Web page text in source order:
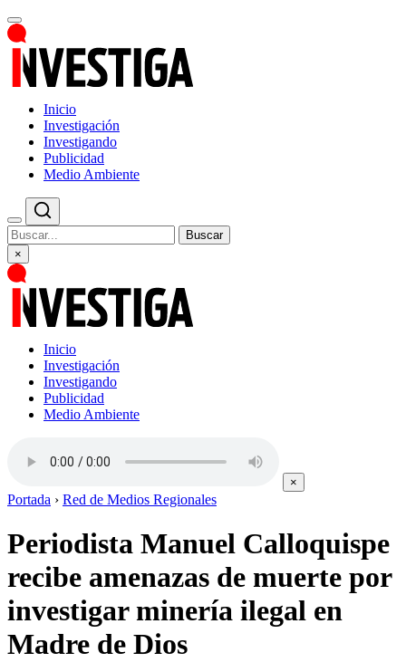
Inicio
Investigación
Investigando
Publicidad
Medio Ambiente
Buscar
×
Inicio
Investigación
Investigando
Publicidad
Medio Ambiente
×
Portada › Red de Medios Regionales
Periodista Manuel Calloquispe
recibe amenazas de muerte por
investigar minería ilegal en
Madre de Dios